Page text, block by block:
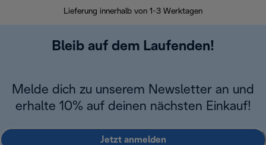
Lieferung innerhalb von 1-3 Werktagen
Bleib auf dem Laufenden!
Melde dich zu unserem Newsletter an und
erhalte 10% auf deinen nächsten Einkauf!
Jetzt anmelden